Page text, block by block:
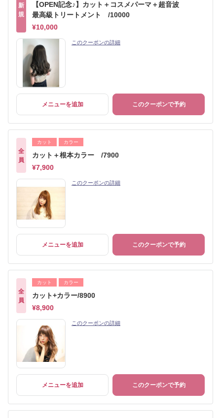
新
規
【OPEN記念♪】カット＋コスメパーマ＋超音波
最高級トリートメント /10000
¥10,000
このクーポンの詳細
メニューを追加 このクーポンで予約
全
員
カット カラー
カット＋根本カラー /7900
¥7,900
このクーポンの詳細
メニューを追加 このクーポンで予約
全
員
カット カラー
カット+カラー/8900
¥8,900
このクーポンの詳細
メニューを追加 このクーポンで予約